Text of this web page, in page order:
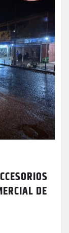
DE